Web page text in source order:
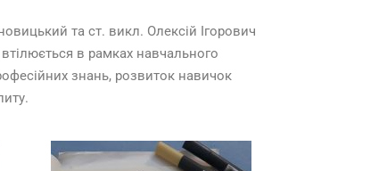
та ст. викл. Олексій Ігорович
в рамках навчального
знань, розвиток навичок